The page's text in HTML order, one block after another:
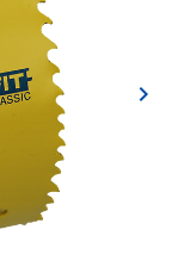
keyboard_arrow_right